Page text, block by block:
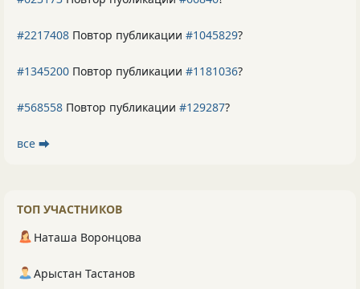
#2217408 Повтор публикации #1045829?
#1345200 Повтор публикации #1181036?
#568558 Повтор публикации #129287?
все ⮕
ТОП УЧАСТНИКОВ
Наташа Воронцова
Арыстан Тастанов